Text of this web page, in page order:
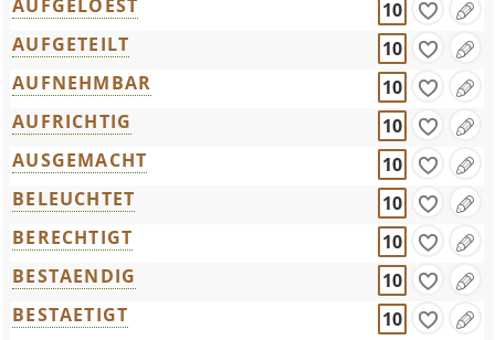
AUFGELOEST
10
AUFGETEILT
10
AUFNEHMBAR
10
AUFRICHTIG
10
AUSGEMACHT
10
BELEUCHTET
10
BERECHTIGT
10
BESTAENDIG
10
BESTAETIGT
10